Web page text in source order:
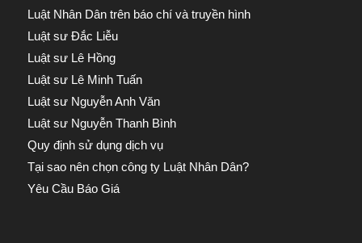
Luật Nhân Dân trên báo chí và truyền hình
Luật sư Đắc Liễu
Luật sư Lê Hồng
Luật sư Lê Minh Tuấn
Luật sư Nguyễn Anh Văn
Luật sư Nguyễn Thanh Bình
Quy định sử dụng dịch vụ
Tại sao nên chọn công ty Luật Nhân Dân?
Yêu Cầu Báo Giá